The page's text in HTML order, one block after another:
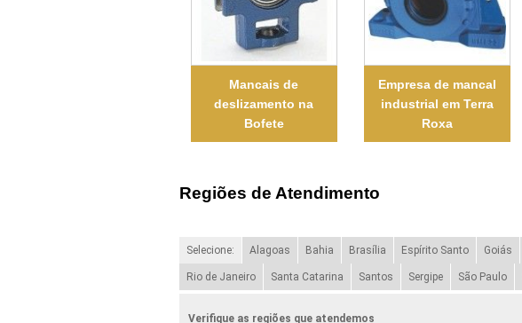
Mancais de
deslizamento na
Bofete
Empresa de mancal
industrial em Terra
Roxa
Regiões de Atendimento
Selecione: Alagoas Bahia Brasília Espírito Santo Goiás
Rio de Janeiro Santa Catarina Santos Sergipe São Paulo
Verifique as regiões que atendemos